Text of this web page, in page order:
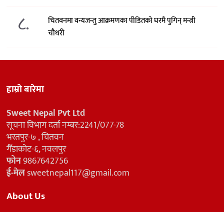
८.
चितवनमा वन्यजन्तु आक्रमणका पीडितको घरमै पुगिन् मन्त्री
चौधरी
हाम्रो बारेमा
Sweet Nepal Pvt Ltd
सूचना विभाग दर्ता नम्बर:2241/077-78
भरतपुर-७ , चितवन
गैँडाकोट-६, नवलपुर
फोन9867642756
ई-मेलsweetnepal117@gmail.com
About Us